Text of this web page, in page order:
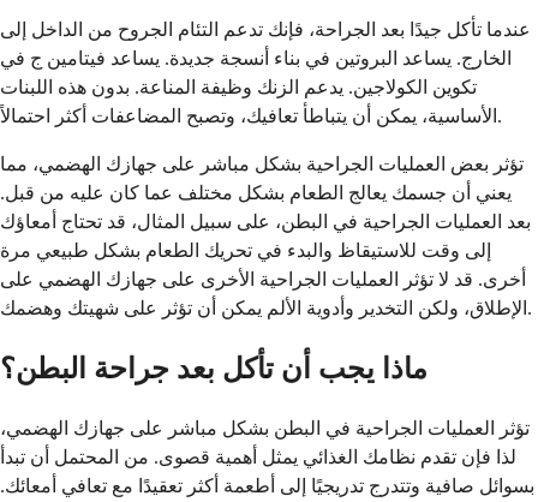
عندما تأكل جيدًا بعد الجراحة، فإنك تدعم التئام الجروح من الداخل إلى
الخارج. يساعد البروتين في بناء أنسجة جديدة. يساعد فيتامين ج في
تكوين الكولاجين. يدعم الزنك وظيفة المناعة. بدون هذه اللبنات
الأساسية، يمكن أن يتباطأ تعافيك، وتصبح المضاعفات أكثر احتمالاً.
تؤثر بعض العمليات الجراحية بشكل مباشر على جهازك الهضمي، مما
يعني أن جسمك يعالج الطعام بشكل مختلف عما كان عليه من قبل.
بعد العمليات الجراحية في البطن، على سبيل المثال، قد تحتاج أمعاؤك
إلى وقت للاستيقاظ والبدء في تحريك الطعام بشكل طبيعي مرة
أخرى. قد لا تؤثر العمليات الجراحية الأخرى على جهازك الهضمي على
الإطلاق، ولكن التخدير وأدوية الألم يمكن أن تؤثر على شهيتك وهضمك.
ماذا يجب أن تأكل بعد جراحة البطن؟
تؤثر العمليات الجراحية في البطن بشكل مباشر على جهازك الهضمي،
لذا فإن تقدم نظامك الغذائي يمثل أهمية قصوى. من المحتمل أن تبدأ
بسوائل صافية وتتدرج تدريجيًا إلى أطعمة أكثر تعقيدًا مع تعافي أمعائك.